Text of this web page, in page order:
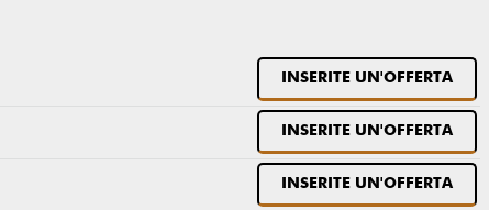
INSERITE UN'OFFERTA
INSERITE UN'OFFERTA
INSERITE UN'OFFERTA